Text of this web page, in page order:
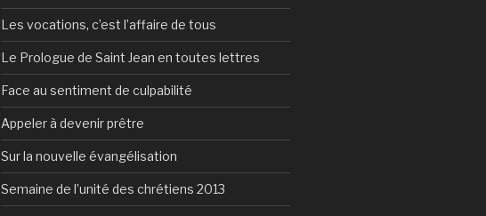
Les vocations, c’est l’affaire de tous
Le Prologue de Saint Jean en toutes lettres
Face au sentiment de culpabilité
Appeler à devenir prêtre
Sur la nouvelle évangélisation
Semaine de l’unité des chrétiens 2013